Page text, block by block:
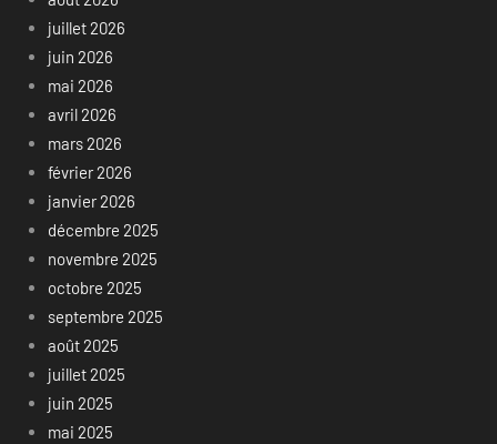
juillet 2026
juin 2026
mai 2026
avril 2026
mars 2026
février 2026
janvier 2026
décembre 2025
novembre 2025
octobre 2025
septembre 2025
août 2025
juillet 2025
juin 2025
mai 2025